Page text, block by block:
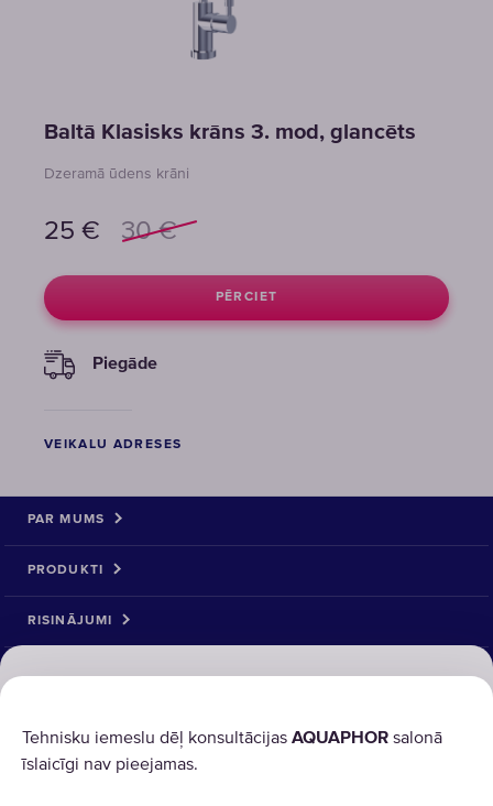
Baltā Klasisks krāns 3. mod, glancēts
Dzeramā ūdens krāni
25 € 30 €
PĒRCIET
Piegāde
VEIKALU ADRESES
(cookies)
Lai mūsu vietnes darbotos pareizi, tām ir nepieciešamas
Tehnisku iemeslu dēļ konsultācijas AQUAPHOR salonā
īslaicīgi nav pieejamas.
PAR MUMS
PRODUKTI
RISINĀJUMI